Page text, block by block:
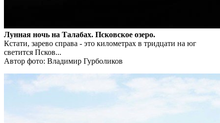
Лунная ночь на Талабах. Псковское озеро.
Кстати, зарево справа - это километрах в тридцати на юг
светится Псков...
Автор фото: Владимир Гурболиков